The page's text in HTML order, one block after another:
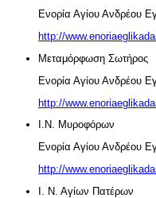
Ενορία Αγίου Ανδρέου
http://
Μεταμόρφωση Σωτήρος
Ενορία Αγίου Ανδρέου
http://
Ι.Ν. Μυροφόρων
Ενορία Αγίου Ανδρέου
http://
Ι. Ν. Αγίων Πατέρων